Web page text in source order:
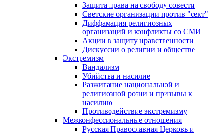
Защита права на свободу совести
Светские организации против "сект"
Диффамация религиозных
организаций и конфликты со СМИ
Акции в защиту нравственности
Дискуссии о религии и обществе
Экстремизм
Вандализм
Убийства и насилие
Разжигание национальной и
религиозной розни и призывы к
насилию
Противодействие экстремизму
Межконфессиональные отношения
Русская Православная Церковь и